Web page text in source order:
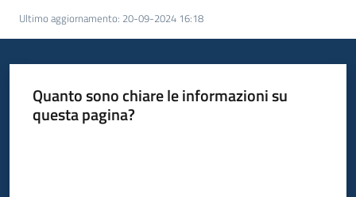
Ultimo aggiornamento: 20-09-2024 16:18
Quanto sono chiare le informazioni su
questa pagina?